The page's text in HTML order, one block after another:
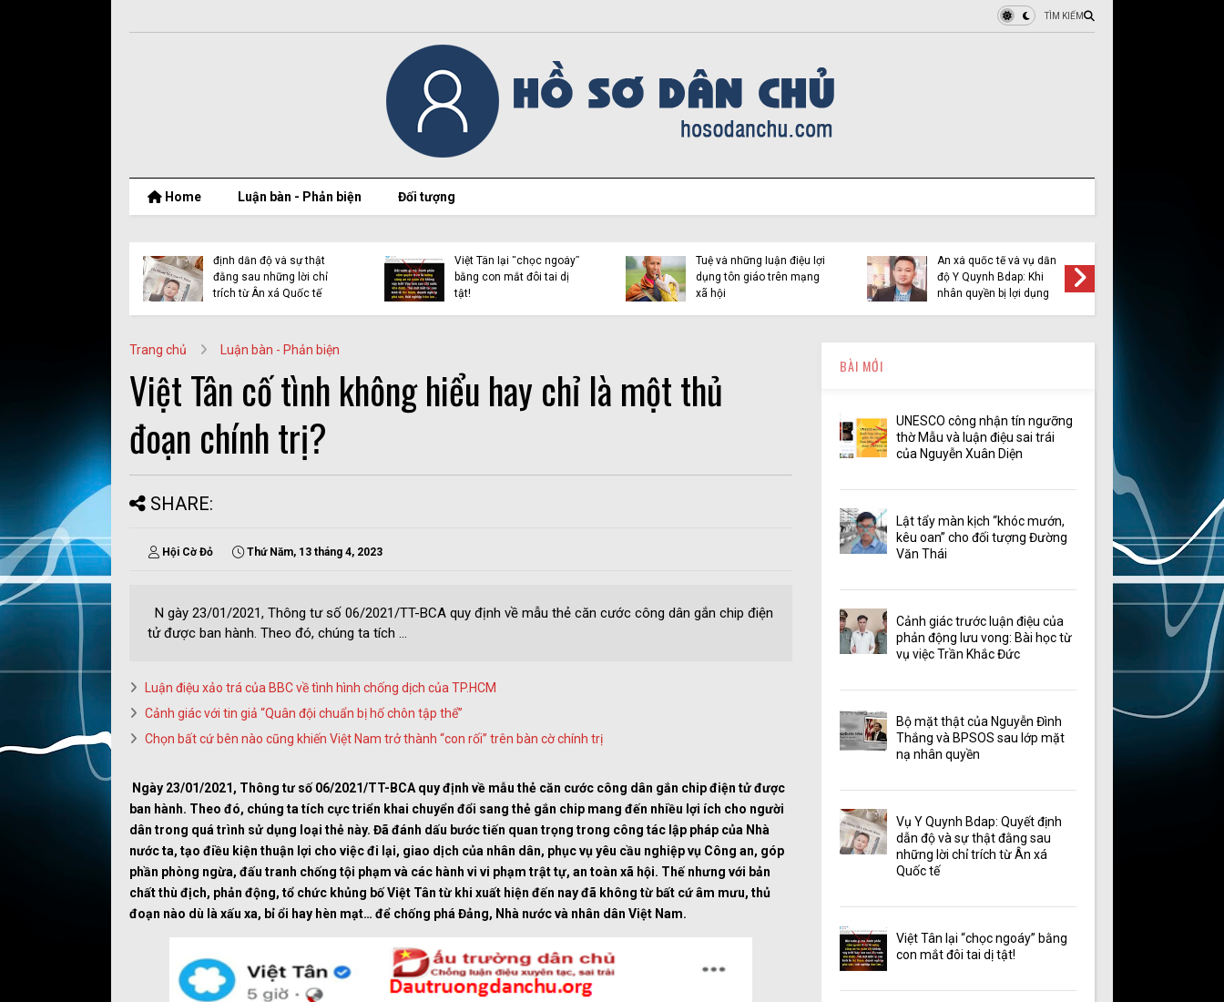
TÌM KIẾM
Home Luận bàn - Phản biện Đối tượng
định dẫn độ và sự thật
đằng sau những lời chỉ
trích từ Ân xá Quốc tế
Việt Tân lại “chọc ngoáy”
bằng con mắt đôi tai dị
tật!
Tuệ và những luận điệu lợi
dụng tôn giáo trên mạng
xã hội
Ân xá quốc tế và vụ dẫn
độ Y Quynh Bdap: Khi
nhân quyền bị lợi dụng
Trang chủ Luận bàn - Phản biện
Việt Tân cố tình không hiểu hay chỉ là một thủ
đoạn chính trị?
SHARE:
Hội Cờ Đỏ Thứ Năm, 13 tháng 4, 2023
N gày 23/01/2021, Thông tư số 06/2021/TT-BCA quy định về mẫu thẻ căn cước công dân gắn chip điện
tử được ban hành. Theo đó, chúng ta tích ...
Luận điệu xảo trá của BBC về tình hình chống dịch của TP.HCM
Cảnh giác với tin giả “Quân đội chuẩn bị hố chôn tập thể”
Chọn bất cứ bên nào cũng khiến Việt Nam trở thành “con rối” trên bàn cờ chính trị
N gày 23/01/2021, Thông tư số 06/2021/TT-BCA quy định về mẫu thẻ căn cước công dân gắn chip điện tử được
ban hành. Theo đó, chúng ta tích cực triển khai chuyển đổi sang thẻ gắn chip mang đến nhiều lợi ích cho người
dân trong quá trình sử dụng loại thẻ này. Đã đánh dấu bước tiến quan trọng trong công tác lập pháp của Nhà
nước ta, tạo điều kiện thuận lợi cho việc đi lại, giao dịch của nhân dân, phục vụ yêu cầu nghiệp vụ Công an, góp
phần phòng ngừa, đấu tranh chống tội phạm và các hành vi vi phạm trật tự, an toàn xã hội. Thế nhưng với bản
chất thù địch, phản động, tổ chức khủng bố Việt Tân từ khi xuất hiện đến nay đã không từ bất cứ âm mưu, thủ
đoạn nào dù là xấu xa, bỉ ổi hay hèn mạt… để chống phá Đảng, Nhà nước và nhân dân Việt Nam.
BÀI MỚI
UNESCO công nhận tín ngưỡng
thờ Mẫu và luận điệu sai trái
của Nguyễn Xuân Diện
Lật tẩy màn kịch “khóc mướn,
kêu oan” cho đối tượng Đường
Văn Thái
Cảnh giác trước luận điệu của
phản động lưu vong: Bài học từ
vụ việc Trần Khắc Đức
Bộ mặt thật của Nguyễn Đình
Thắng và BPSOS sau lớp mặt
nạ nhân quyền
Vụ Y Quynh Bdap: Quyết định
dẫn độ và sự thật đằng sau
những lời chỉ trích từ Ân xá
Quốc tế
Việt Tân lại “chọc ngoáy” bằng
con mắt đôi tai dị tật!